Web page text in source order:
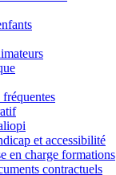
et accessibilité
en charge formations
contractuels